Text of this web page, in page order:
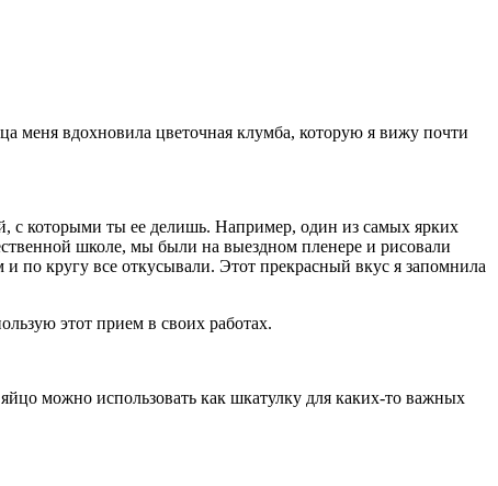
меня вдохновила цветочная клумба, которую я вижу почти
с которыми ты ее делишь. Например, один из самых ярких
школе, мы были на выездном пленере и рисовали
по кругу все откусывали. Этот прекрасный вкус я запомнила
этот прием в своих работах.
можно использовать как шкатулку для каких-то важных